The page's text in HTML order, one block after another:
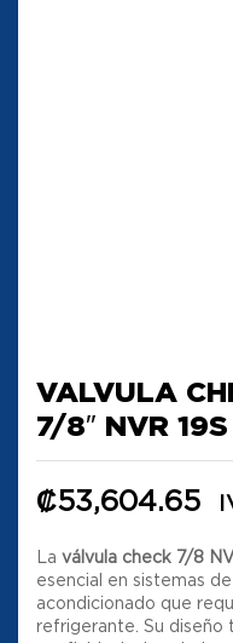
VALVULA
7/8″ NVR 19S
₡53,604.65
La válvula check 7/8
esencial en sistemas
acondicionado que
refrigerante. Su diseño